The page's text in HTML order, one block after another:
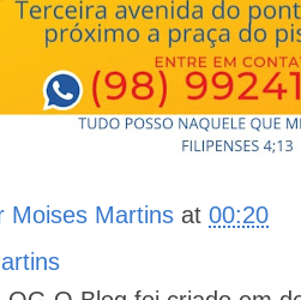
Moises Martins at00:20